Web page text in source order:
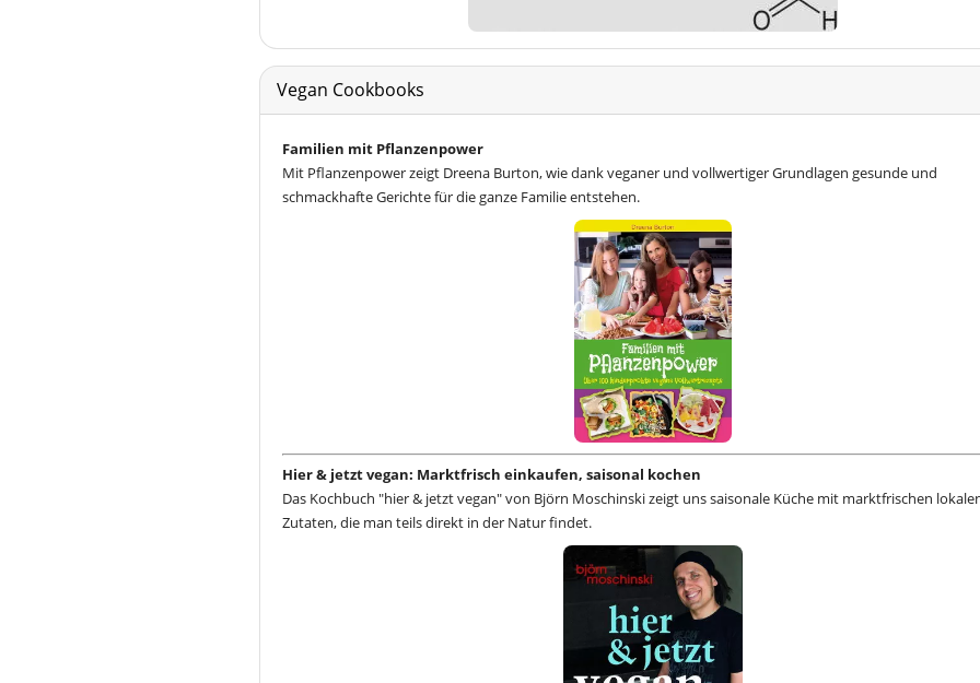
Vegan Cookbooks
Familien mit Pflanzenpower
Mit Pflanzenpower zeigt Dreena Burton, wie dank veganer und vollwertiger Grundlagen gesunde und
schmackhafte Gerichte für die ganze Familie entstehen.
Hier & jetzt vegan: Marktfrisch einkaufen, saisonal kochen
Das Kochbuch "hier & jetzt vegan" von Björn Moschinski zeigt uns saisonale Küche mit marktfrischen
Zutaten, die man teils direkt in der Natur findet.